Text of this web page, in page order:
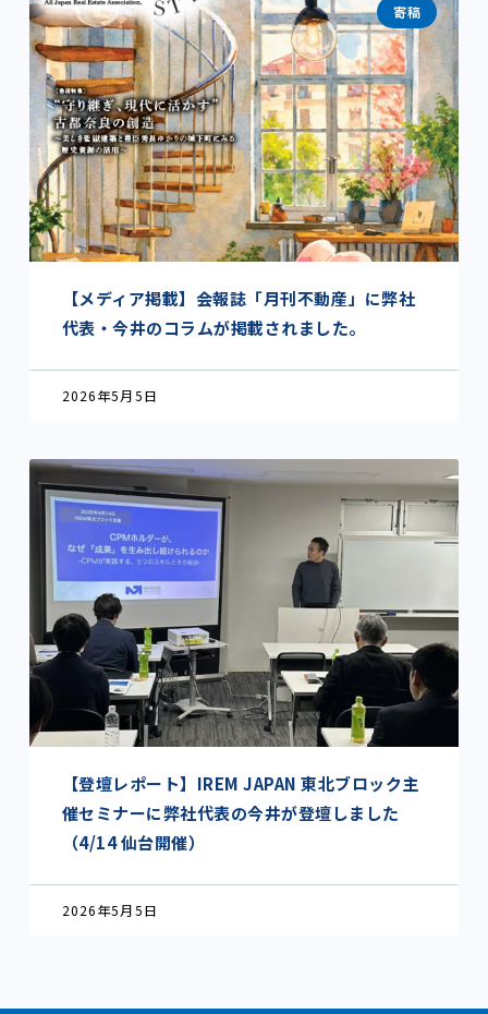
寄稿
【メディア掲載】会報誌「月刊不動産」に弊社
代表・今井のコラムが掲載されました。
2026年5月5日
【登壇レポート】IREM JAPAN 東北ブロック主
催セミナーに弊社代表の今井が登壇しました
（4/14 仙台開催）
2026年5月5日